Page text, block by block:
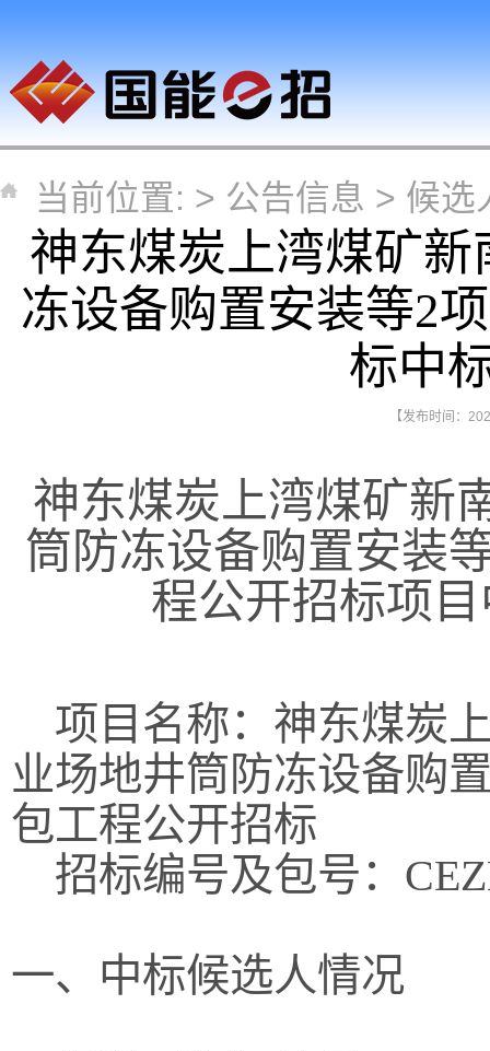
当前位置: > 公告信息 > 候选
神东煤炭上湾煤矿
冻设备购置安装等2
标中
【发布时间：
神东煤炭上湾煤矿新
筒防冻设备购置安装
程公开招标项
项目名称：神东煤炭
业场地井筒防冻设备购
包工程公开招标
招标编号及包号：
一、中标候选人情况